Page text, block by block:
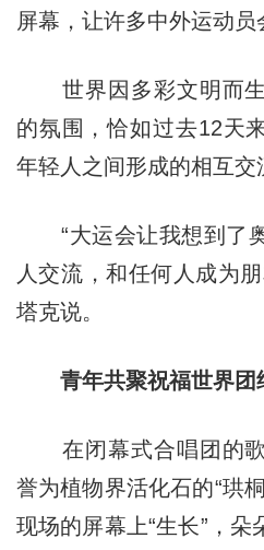
屏幕，让许多中外运动员
世界因多彩文明而生
的氛围，恰如过去12天
年轻人之间形成的相互交
“大运会让我想到了
人交流，和任何人成为
塔克说。
青年共聚祝福世界团
在闭幕式合唱团的歌
誉为植物界活化石的“珙
现场的屏幕上“生长”，